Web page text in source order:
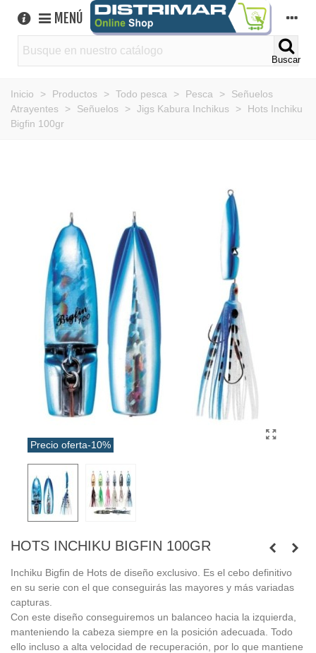
MENÚ
Buscar
Inicio > Productos > Todo pesca > Pesca >
Señuelos
Atrayentes
> Señuelos > Jigs Kabura Inchikus >
Hots Inchiku
Bigfin 100gr
Precio oferta-10%
HOTS INCHIKU BIGFIN 100GR
Inchiku Bigfin de Hots de diseño exclusivo. Es el cebo definitivo
en su serie con el que conseguirás las mayores y más variadas
capturas.
Con este diseño conseguiremos un balanceo hacia la izquierda,
manteniendo la cabeza siempre en la posición adecuada. Todo
ello incluso a alta velocidad de recuperación, por lo que mantiene